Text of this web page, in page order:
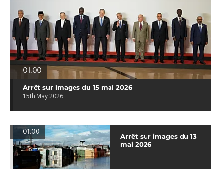
01:00
Arrêt sur images du 15 mai 2026
15th May 2026
01:00
Arrêt sur images du 13
mai 2026